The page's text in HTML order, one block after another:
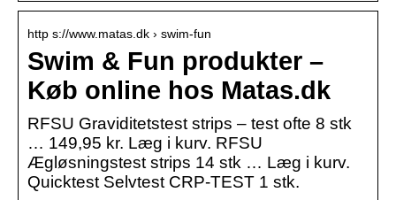
http s://www.matas.dk › swim-fun
Swim & Fun produkter –
Køb online hos Matas.dk
RFSU Graviditetstest strips – test ofte 8 stk
… 149,95 kr. Læg i kurv. RFSU
Ægløsningstest strips 14 stk … Læg i kurv.
Quicktest Selvtest CRP-TEST 1 stk.